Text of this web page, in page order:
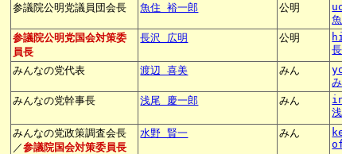
参議院公明党議員団会長
魚住 裕一郎 公明
参議院公明党国会対策委
員長
長沢 広明 公明
みんなの党代表 渡辺 喜美 みん
みんなの党幹事長 浅尾 慶一郎 みん
みんなの党政策調査会長
／参議院国会対策委員長
水野 賢一 みん